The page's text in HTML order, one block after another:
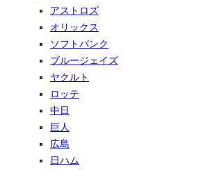
アストロズ
オリックス
ソフトバンク
ブルージェイズ
ヤクルト
ロッテ
中日
巨人
広島
日ハム